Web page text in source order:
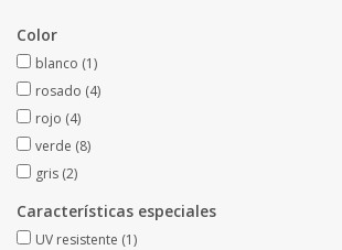
Rama de hojas / bayas
Fruta artificial
decoración
Coronas de flores
Color
blanco (1)
rosado (4)
rojo (4)
verde (8)
gris (2)
Características especiales
UV resistente (1)